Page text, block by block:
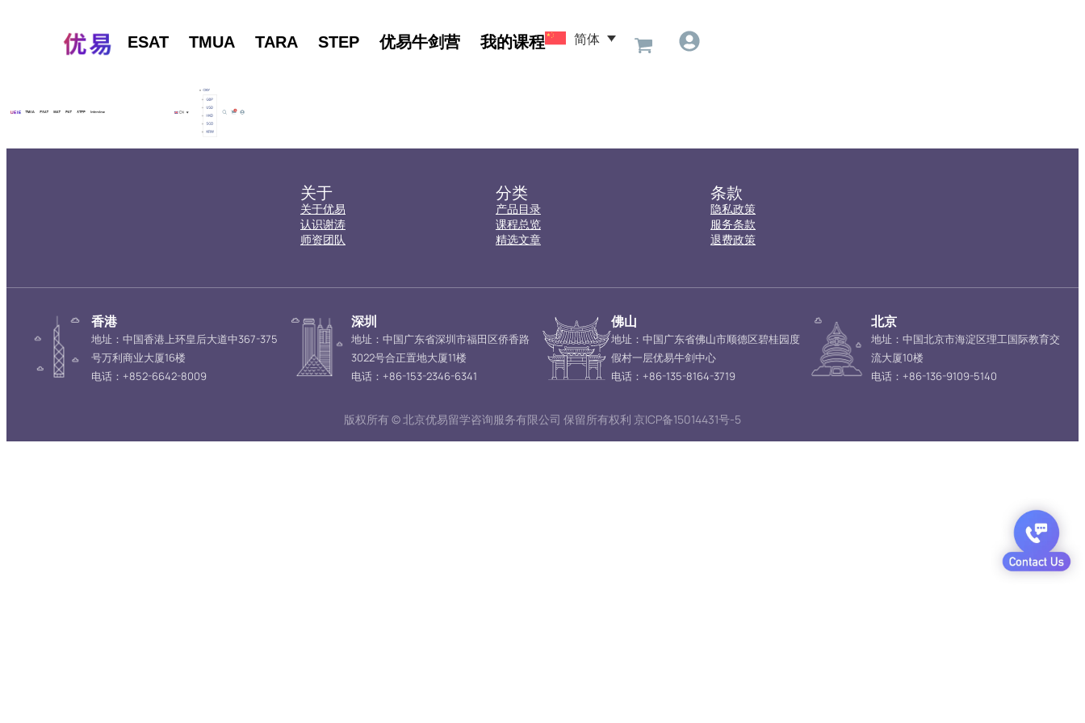
ESAT TMUA TARA STEP 优易牛剑营 我的课程 简体
关于
关于优易
认识谢涛
师资团队
分类
产品目录
课程总览
精选文章
条款
隐私政策
服务条款
退费政策
香港
地址：中国香港上环皇后大道中367-375
号万利商业大厦16楼
电话：+852-6642-8009
深圳
地址：中国广东省深圳市福田区侨香路
3022号合正置地大厦11楼
电话：+86-153-2346-6341
佛山
地址：中国广东省佛山市顺德区碧桂园度
假村一层优易牛剑中心
电话：+86-135-8164-3719
北京
地址：中国北京市海淀区理工国际教育交
流大厦10楼
电话：+86-136-9109-5140
版权所有 © 北京优易留学咨询服务有限公司 保留所有权利 京ICP备15014431号-5